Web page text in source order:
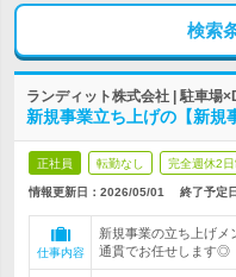
検索
ランディット株式会社 | 駐車場
新規事業立ち上げの【新規
正社員 転勤なし 完全週休2日
情報更新日：2026/05/01 終了予定
仕事内容
新規事業の立ち上げ
通貫でお任せします◎